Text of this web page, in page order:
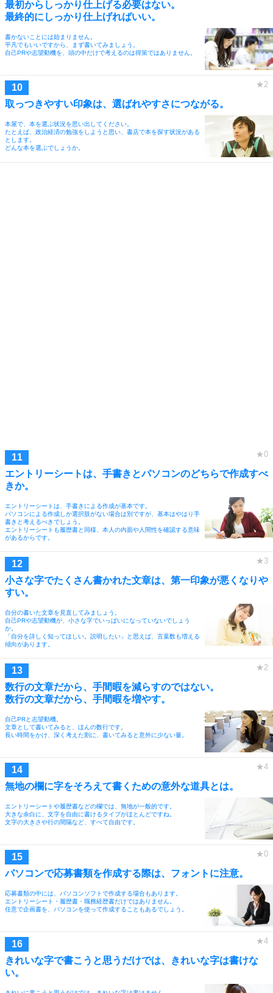
最初からしっかり仕上げる必要はない。
最終的にしっかり仕上げればいい。
書かないことには始まりません。
平凡でもいいですから、まず書いてみましょう。
自己PRや志望動機を、頭の中だけで考えるのは得策ではありません。
取っつきやすい印象は、選ばれやすさにつながる。
本屋で、本を選ぶ状況を思い出してください。
たとえば、政治経済の勉強をしようと思い、書店で本を探す状況がある
とします。
どんな本を選ぶでしょうか。
エントリーシートは、手書きとパソコンのどちらで作成すべ
きか。
エントリーシートは、手書きによる作成が基本です。
パソコンによる作成しか選択肢がない場合は別ですが、基本はやはり手
書きと考えるべきでしょう。
エントリーシートも履歴書と同様、本人の内面や人間性を確認する意味
があるからです。
小さな字でたくさん書かれた文章は、第一印象が悪くなりや
すい。
自分の書いた文章を見直してみましょう。
自己PRや志望動機が、小さな字でいっぱいになっていないでしょう
か。
「自分を詳しく知ってほしい。説明したい」と思えば、言葉数も増える
傾向があります。
数行の文章だから、手間暇を減らすのではない。
数行の文章だから、手間暇を増やす。
自己PRと志望動機。
文章として書いてみると、ほんの数行です。
長い時間をかけ、深く考えた割に、書いてみると意外に少ない量。
無地の欄に字をそろえて書くための意外な道具とは。
エントリーシートや履歴書などの欄では、無地が一般的です。
大きな余白に、文字を自由に書けるタイプがほとんどですね。
文字の大きさや行の間隔など、すべて自由です。
パソコンで応募書類を作成する際は、フォントに注意。
応募書類の中には、パソコンソフトで作成する場合もあります。
エントリーシート・履歴書・職務経歴書だけではありません。
任意で企画書を、パソコンを使って作成することもあるでしょう。
きれいな字で書こうと思うだけでは、きれいな字は書けな
い。